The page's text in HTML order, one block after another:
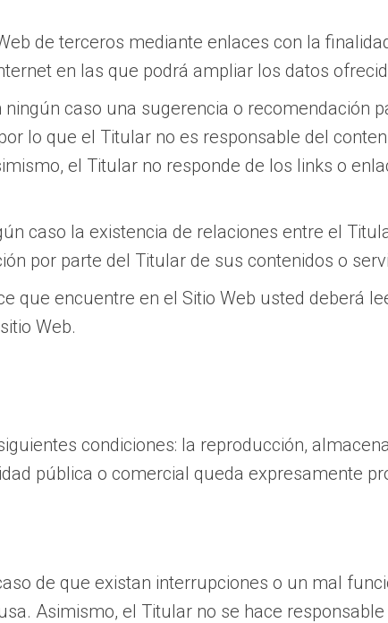
de terceros mediante enlaces con la
en las que podrá ampliar los datos
caso una sugerencia o recomendación
lo que el Titular no es responsable del
el Titular no responde de los links o
caso la existencia de relaciones entre el
por parte del Titular de sus contenidos o
que encuentre en el Sitio Web usted deberá
Web.
condiciones: la reproducción,
pública o comercial queda expresamente
de que existan interrupciones o un mal
Asimismo, el Titular no se hace